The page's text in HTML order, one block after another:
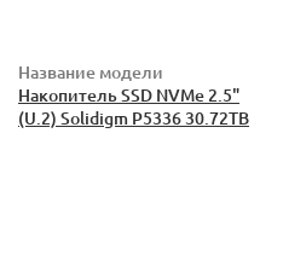
Название модели
Накопитель SSD NVMe 2.5"
(U.2) Solidigm P5336 30.72TB